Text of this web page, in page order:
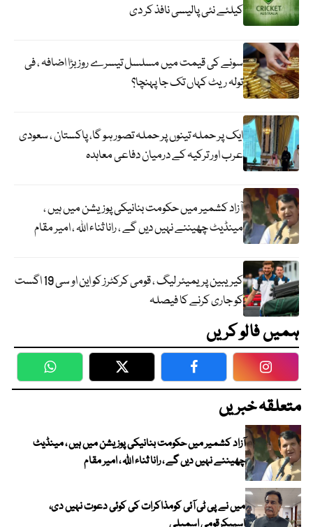
کیلئے نئی پالیسی نافذ کر دی
سونے کی قیمت میں مسلسل تیسرے روز بڑا اضافہ ، فی
تولہ ریٹ کہاں تک جا پہنچا؟
ایک پر حملہ تینوں پر حملہ تصور ہو گا، پاکستان ، سعودی
عرب اور ترکیہ کے درمیان دفاعی معاہدہ
آزاد کشمیر میں حکومت بنانیکی پوزیشن میں ہیں ،
مینڈیٹ چھیننے نہیں دیں گے ، رانا ثناء اللہ ، امیر مقام
کیریبین پریمیئر لیگ ، قومی کرکٹرز کو این او سی 19 اگست
کو جاری کرنے کا فیصلہ
ہمیں فالو کریں
WhatsApp Twitter Facebook
متعلقہ خبریں
آزاد کشمیر میں حکومت بنانیکی پوزیشن میں ہیں ، مینڈیٹ
چھیننے نہیں دیں گے ، رانا ثناء اللہ ، امیر مقام
میں نے پی ٹی آئی کومذاکرات کی کوئی دعوت نہیں دی،